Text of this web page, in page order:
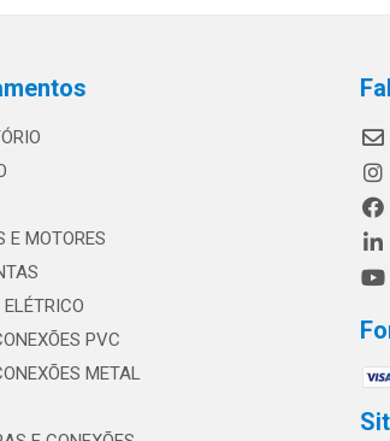
E MOTORES
PVC
METAL